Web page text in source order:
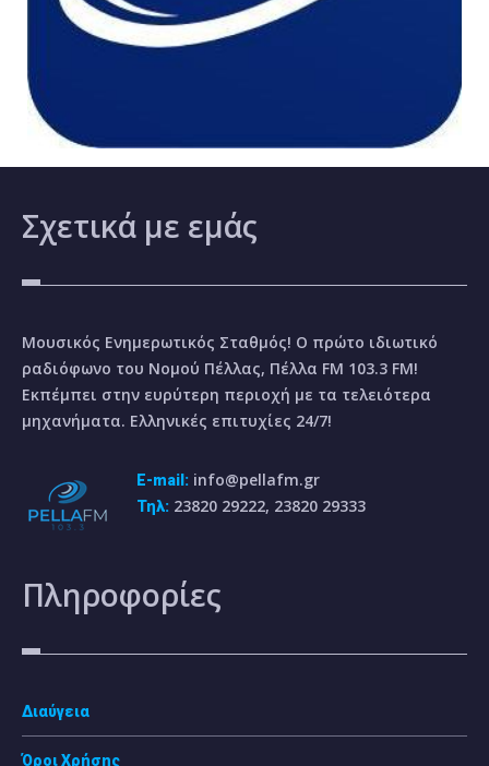
Σχετικά με εμάς
Μουσικός Ενημερωτικός Σταθμός! Ο πρώτο ιδιωτικό
ραδιόφωνο του Νομού Πέλλας, Πέλλα FM 103.3 FM!
Εκπέμπει στην ευρύτερη περιοχή με τα τελειότερα
μηχανήματα. Ελληνικές επιτυχίες 24/7!
E-mail: info@pellafm.gr
Τηλ: 23820 29222, 23820 29333
Πληροφορίες
Διαύγεια
Όροι Χρήσης